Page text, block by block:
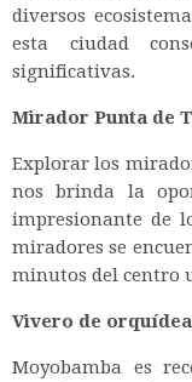
diversos
esta ciudad
significativas.
Mirador Punta de
Explorar los
nos brinda la
impresionante de
miradores se
minutos del centro
Vivero de
Moyobamba es